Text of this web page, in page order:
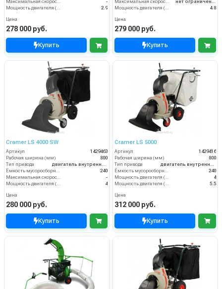
Максимальная скорость движения (км/ч)
-
Мощность двигателя (кВт)
2.9
Цена
278 000 руб.
Купить
Максимальная скорость движения (км/ч)
нет ограничений
Мощность двигателя (кВт)
4.8
Цена
279 000 руб.
Купить
Cramer LS 4000 SW
Артикул
1429463
Рабочая ширина (мм)
800
Тип привода
240
-
4
Цена
280 000 руб.
Купить
Cramer LS 5000
Артикул
1429416
Рабочая ширина (мм)
800
Тип привода
240
4
5.5
Цена
312 000 руб.
Купить